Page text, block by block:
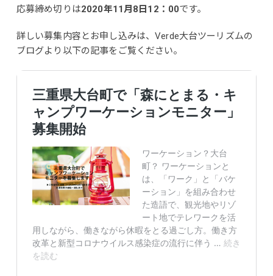
応募締め切りは2020年11月8日12：00です。
詳しい募集内容とお申し込みは、Verde大台ツーリズムの
ブログより以下の記事をご覧ください。